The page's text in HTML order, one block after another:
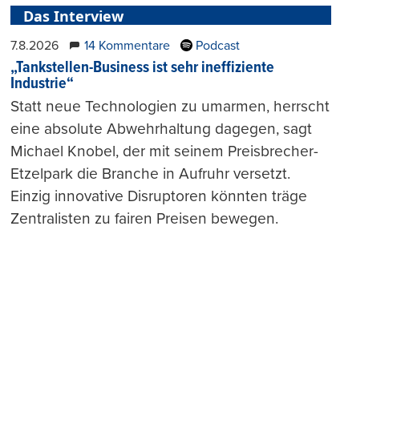
Das Interview
7.8.2026 14 Kommentare Podcast
„Tankstellen-Business ist sehr ineffiziente
Industrie“
Statt neue Technologien zu umarmen, herrscht
eine absolute Abwehrhaltung dagegen, sagt
Michael Knobel, der mit seinem Preisbrecher-
Etzelpark die Branche in Aufruhr versetzt.
Einzig innovative Disruptoren könnten träge
Zentralisten zu fairen Preisen bewegen.